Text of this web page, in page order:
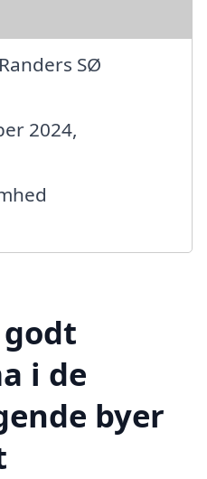
SØ
2024,
i de
byer